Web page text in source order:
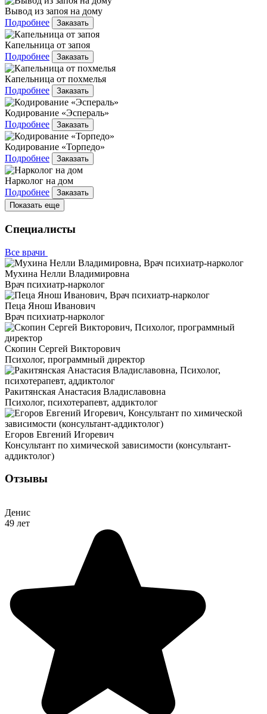
Вывод из запоя на дому
Подробнее
Заказать
Капельница от запоя
Подробнее
Заказать
Капельница от похмелья
Подробнее
Заказать
Кодирование «Эспераль»
Подробнее
Заказать
Кодирование «Торпедо»
Подробнее
Заказать
Нарколог на дом
Подробнее
Заказать
Показать еще
Специалисты
Все врачи
Мухина Нелли Владимировна
Врач психиатр-нарколог
Пеца Янош Иванович
Врач психиатр-нарколог
Скопин Сергей Викторович
Психолог, программный директор
Ракитянская Анастасия Владиславовна
Психолог, психотерапевт, аддиктолог
Егоров Евгений Игоревич
Консультант по химической зависимости (консультант-
аддиктолог)
Отзывы
Денис
49 лет